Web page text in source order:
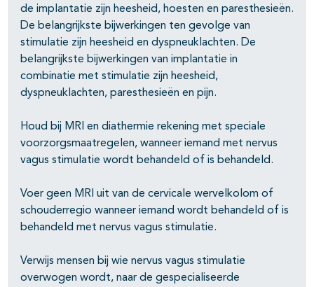
open- en dichtklappen
open- en dichtklappen
open- en dichtklappen
open- en dichtklappen
open- en dichtklappen
open- en dichtklappen
de implantatie zijn heesheid, hoesten en paresthesieën.
De belangrijkste bijwerkingen ten gevolge van
stimulatie zijn heesheid en dyspneuklachten. De
belangrijkste bijwerkingen van implantatie in
combinatie met stimulatie zijn heesheid,
dyspneuklachten, paresthesieën en pijn.
Houd bij MRI en diathermie rekening met speciale
voorzorgsmaatregelen, wanneer iemand met nervus
vagus stimulatie wordt behandeld of is behandeld.
Voer geen MRI uit van de cervicale wervelkolom of
schouderregio wanneer iemand wordt behandeld of is
behandeld met nervus vagus stimulatie.
Verwijs mensen bij wie nervus vagus stimulatie
overwogen wordt, naar de gespecialiseerde